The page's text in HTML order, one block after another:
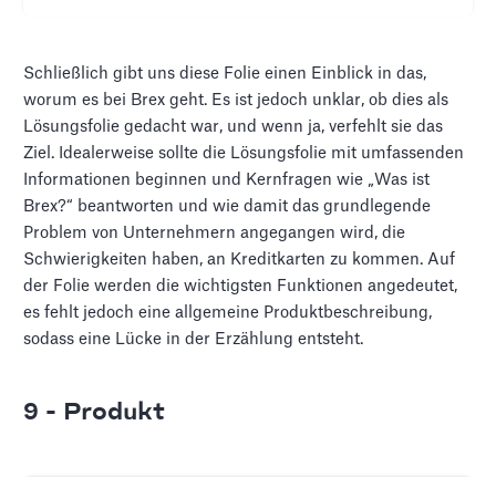
Schließlich gibt uns diese Folie einen Einblick in das,
worum es bei Brex geht. Es ist jedoch unklar, ob dies als
Lösungsfolie gedacht war, und wenn ja, verfehlt sie das
Ziel. Idealerweise sollte die Lösungsfolie mit umfassenden
Informationen beginnen und Kernfragen wie „Was ist
Brex?“ beantworten und wie damit das grundlegende
Problem von Unternehmern angegangen wird, die
Schwierigkeiten haben, an Kreditkarten zu kommen. Auf
der Folie werden die wichtigsten Funktionen angedeutet,
es fehlt jedoch eine allgemeine Produktbeschreibung,
sodass eine Lücke in der Erzählung entsteht.
9 - Produkt